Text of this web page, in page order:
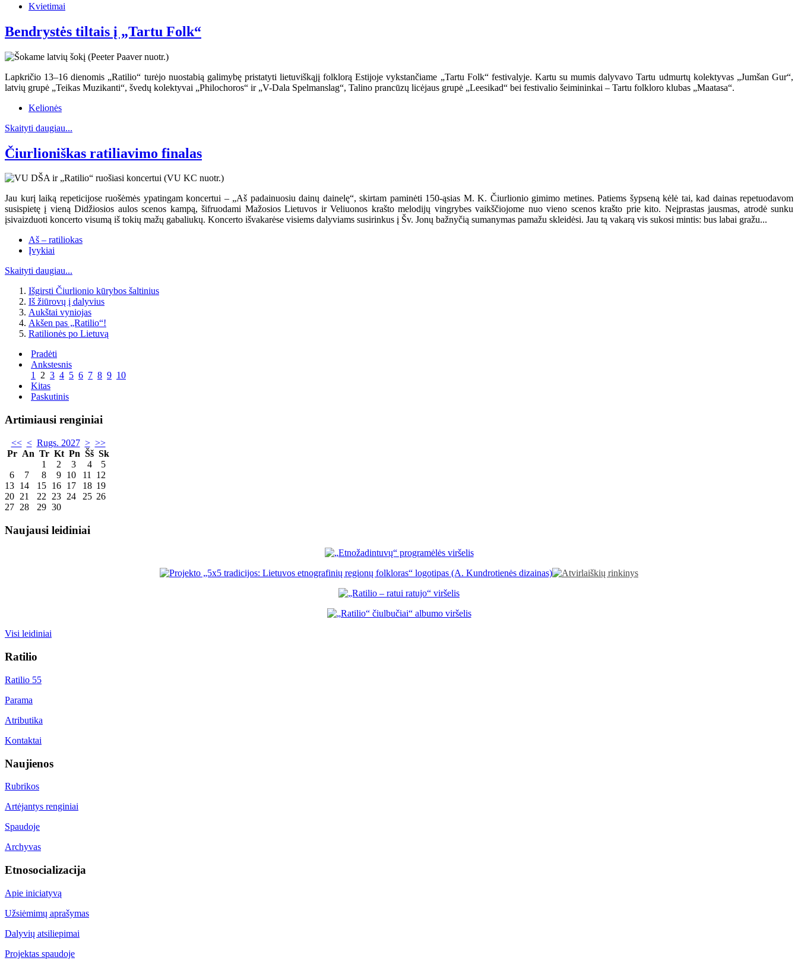
Kvietimai
Bendrystės tiltais į „Tartu Folk“
Lapkričio 13–16 dienomis „Ratilio“ turėjo nuostabią galimybę pristatyti lietuviškąjį folklorą Estijoje vykstančiame „Tartu Folk“ festivalyje. Kartu su mumis dalyvavo Tartu udmurtų kolektyvas „Jumšan Gur“,
latvių grupė „Teikas Muzikanti“, švedų kolektyvai „Philochoros“ ir „V-Dala Spelmanslag“, Talino prancūzų licėjaus grupė „Leesikad“ bei festivalio šeimininkai – Tartu folkloro klubas „Maatasa“.
Kelionės
Skaityti daugiau...
Čiurlioniškas ratiliavimo finalas
Jau kurį laiką repeticijose ruošėmės ypatingam koncertui – „Aš padainuosiu dainų dainelę“, skirtam paminėti 150-ąsias M. K. Čiurlionio gimimo metines. Patiems šypseną kėlė tai, kad dainas repetuodavom
susispietę į vieną Didžiosios aulos scenos kampą, šifruodami Mažosios Lietuvos ir Veliuonos krašto melodijų vingrybes vaikščiojome nuo vieno scenos krašto prie kito. Neįprastas jausmas, atrodė sunku
įsivaizduoti koncerto visumą iš tokių mažų gabaliukų. Koncerto išvakarėse visiems dalyviams susirinkus į Šv. Jonų bažnyčią sumanymas pamažu skleidėsi. Jau tą vakarą vis sukosi mintis: bus labai gražu...
Aš – ratiliokas
Įvykiai
Skaityti daugiau...
Išgirsti Čiurlionio kūrybos šaltinius
Iš žiūrovų į dalyvius
Aukštai vyniojas
Akšen pas „Ratilio“!
Ratilionės po Lietuvą
Pradėti
Ankstesnis
1 2 3 4 5 6 7 8 9 10
Kitas
Paskutinis
Artimiausi renginiai
<< < Rugs. 2027 > >>
Pr An Tr Kt Pn Šš Sk
1
2 3 4
5
6
7 8 9 10 11
12
13 14 15 16 17 18 19
20 21 22 23 24 25 26
27 28 29 30
Naujausi leidiniai
Visi leidiniai
Ratilio
Ratilio 55
Parama
Atributika
Kontaktai
Naujienos
Rubrikos
Artėjantys renginiai
Spaudoje
Archyvas
Etnosocializacija
Apie iniciatyvą
Užsiėmimų aprašymas
Dalyvių atsiliepimai
Projektas spaudoje